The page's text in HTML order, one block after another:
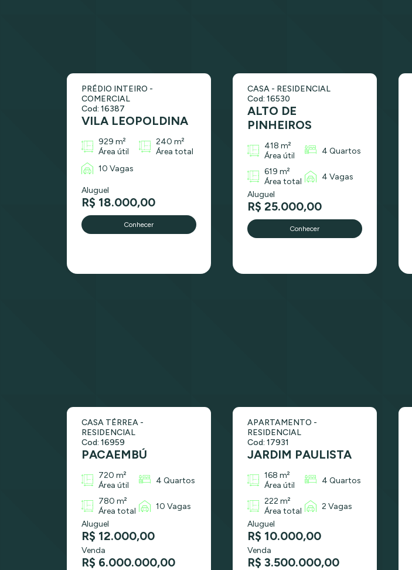
PRÉDIO INTEIRO -
COMERCIAL
Cod: 16387
VILA LEOPOLDINA
929 m²
Área útil
240 m²
Área total
10 Vagas
Aluguel
R$ 18.000,00
Conhecer
CASA - RESIDENCIAL
Cod: 16530
ALTO DE
PINHEIROS
418 m²
Área útil
4 Quartos
619 m²
Área total
4 Vagas
Aluguel
R$ 25.000,00
Conhecer
CASA TÉRREA -
RESIDENCIAL
Cod: 16959
PACAEMBÚ
720 m²
Área útil
4 Quartos
780 m²
Área total
10 Vagas
Aluguel
R$ 12.000,00
Venda
R$ 6.000.000,00
APARTAMENTO -
RESIDENCIAL
Cod: 17931
JARDIM PAULISTA
168 m²
Área útil
4 Quartos
222 m²
Área total
2 Vagas
Aluguel
R$ 10.000,00
Venda
R$ 3.500.000,00